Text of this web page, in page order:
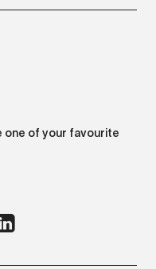
one of your favourite